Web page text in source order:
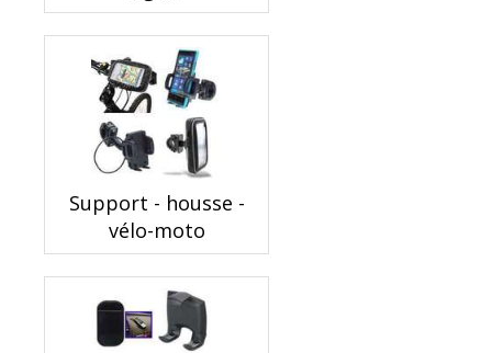
Support - housse -
vélo-moto